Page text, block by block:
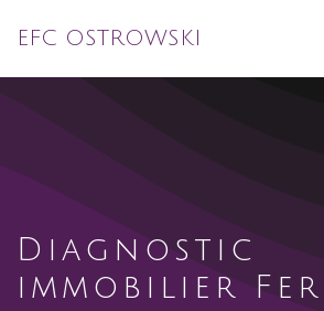
EFC OSTROWSKI
diagnostic
immobilier